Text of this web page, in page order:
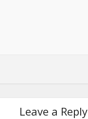
Leave a Reply